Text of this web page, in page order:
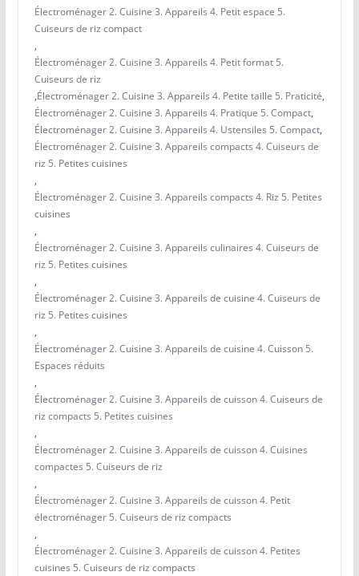
Électroménager 2. Cuisine 3. Appareils 4. Petit espace 5.
Cuiseurs de riz compact
,
Électroménager 2. Cuisine 3. Appareils 4. Petit format 5.
Cuiseurs de riz
,Électroménager 2. Cuisine 3. Appareils 4. Petite taille 5. Praticité,
Électroménager 2. Cuisine 3. Appareils 4. Pratique 5. Compact,
Électroménager 2. Cuisine 3. Appareils 4. Ustensiles 5. Compact,
Électroménager 2. Cuisine 3. Appareils compacts 4. Cuiseurs de
riz 5. Petites cuisines
,
Électroménager 2. Cuisine 3. Appareils compacts 4. Riz 5. Petites
cuisines
,
Électroménager 2. Cuisine 3. Appareils culinaires 4. Cuiseurs de
riz 5. Petites cuisines
,
Électroménager 2. Cuisine 3. Appareils de cuisine 4. Cuiseurs de
riz 5. Petites cuisines
,
Électroménager 2. Cuisine 3. Appareils de cuisine 4. Cuisson 5.
Espaces réduits
,
Électroménager 2. Cuisine 3. Appareils de cuisson 4. Cuiseurs de
riz compacts 5. Petites cuisines
,
Électroménager 2. Cuisine 3. Appareils de cuisson 4. Cuisines
compactes 5. Cuiseurs de riz
,
Électroménager 2. Cuisine 3. Appareils de cuisson 4. Petit
électroménager 5. Cuiseurs de riz compacts
,
Électroménager 2. Cuisine 3. Appareils de cuisson 4. Petites
cuisines 5. Cuiseurs de riz compacts